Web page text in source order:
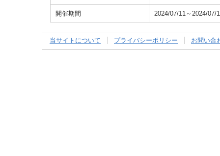
開催期間 2024/07/11～2024/07/
当サイトについて プライバシーポリシー お問い合